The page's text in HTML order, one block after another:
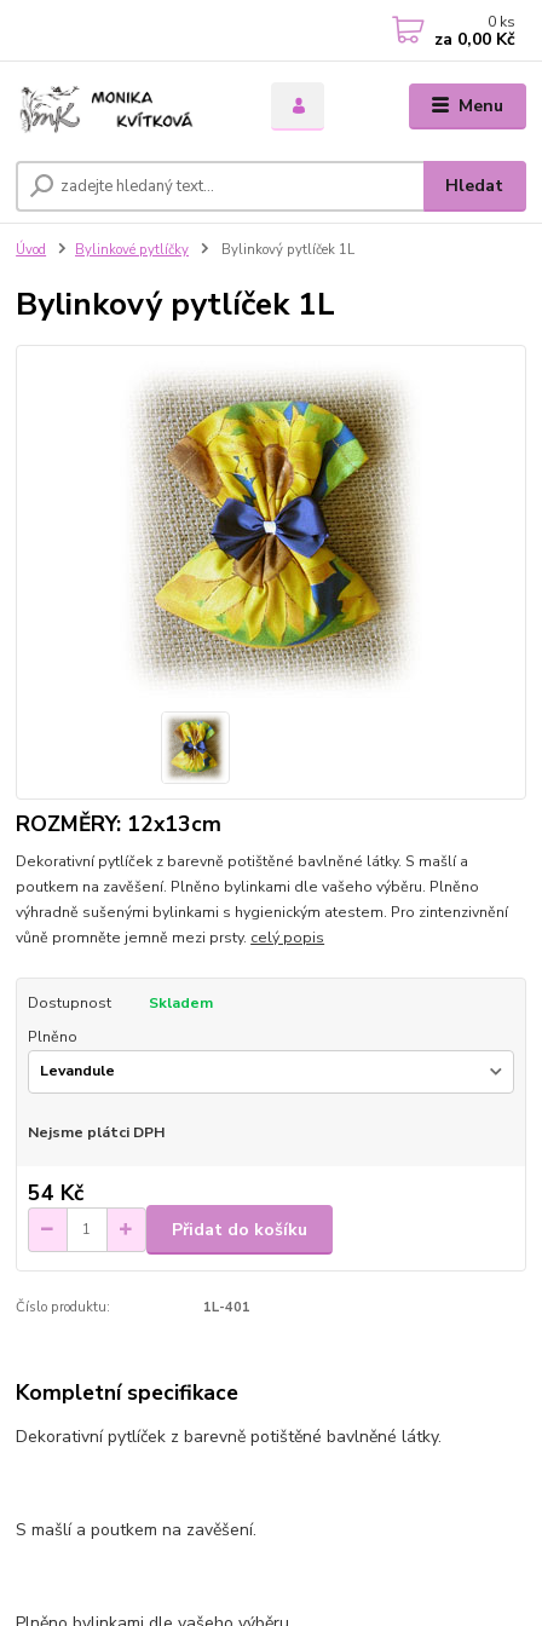
Menu
Hledat
0 ks
za 0,00 Kč
Úvod Bylinkové pytlíčky Bylinkový pytlíček 1L
Bylinkový pytlíček 1L
ROZMĚRY: 12x13cm
Dekorativní pytlíček z barevně potištěné bavlněné látky. S mašlí a
poutkem na zavěšení. Plněno bylinkami dle vašeho výběru. Plněno
výhradně sušenými bylinkami s hygienickým atestem. Pro zintenzivnění
vůně promněte jemně mezi prsty. celý popis
Dostupnost
Skladem
Plněno
Nejsme plátci DPH
54 Kč
Přidat do košíku
Číslo produktu: 1L-401
Kompletní specifikace
Dekorativní pytlíček z barevně potištěné bavlněné látky.
S mašlí a poutkem na zavěšení.